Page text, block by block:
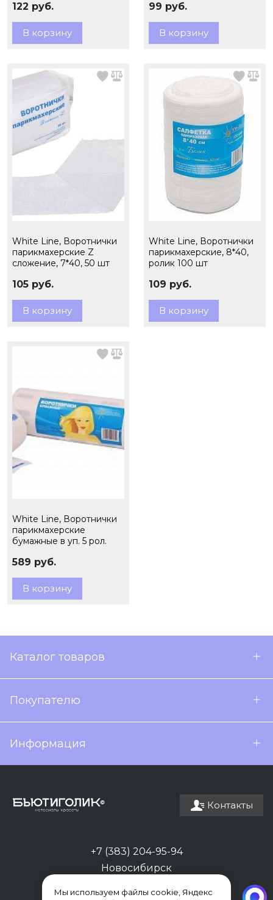
122 руб.
В корзину
99 руб.
В корзину
White Line, Воротнички
парикмахерские Z
сложение, 7*40, 50 шт
105 руб.
В корзину
White Line, Воротнички
парикмахерские, 8*40,
ролик 100 шт
109 руб.
В корзину
White Line, Воротнички
парикмахерские
бумажные в уп. 5 рол.
589 руб.
В корзину
Каталог товаров
Покупателю
Информация
Контакты
+7 (383) 204-95-94
Новосибирск
Мы используем файлы cookie, Яндекс